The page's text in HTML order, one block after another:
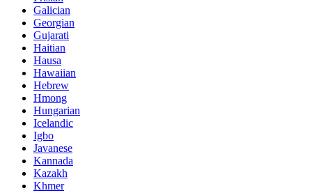
Galician
Georgian
Gujarati
Haitian
Hausa
Hawaiian
Hebrew
Hmong
Hungarian
Icelandic
Igbo
Javanese
Kannada
Kazakh
Khmer